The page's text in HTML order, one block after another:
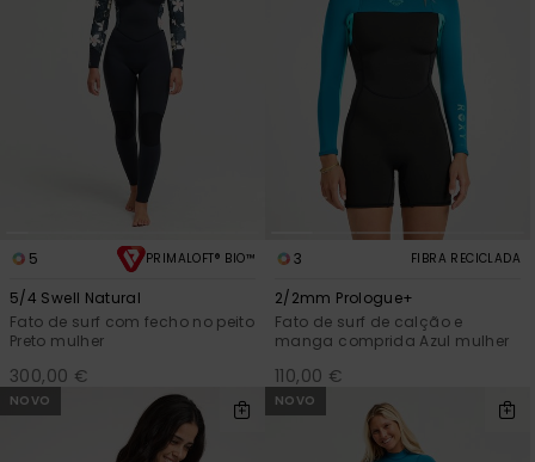
5 PRIMALOFT® BIO™
5/4 Swell Natural
Fato de surf com fecho no peito
Preto mulher
300,00 €
3 FIBRA RECICLADA
2/2mm Prologue+
Fato de surf de calção e
manga comprida Azul mulher
110,00 €
NOVO NOVO